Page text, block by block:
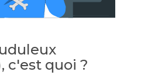
c'est quoi ?